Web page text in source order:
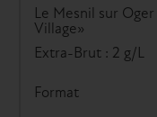
Le Mesnil sur
Village»
Extra-Brut : 2 g/L
Format